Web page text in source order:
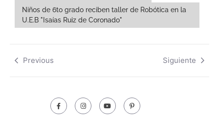
Niños de 6to grado reciben taller de Robótica en la
U.E.B "Isaías Ruiz de Coronado"
Previous Siguiente